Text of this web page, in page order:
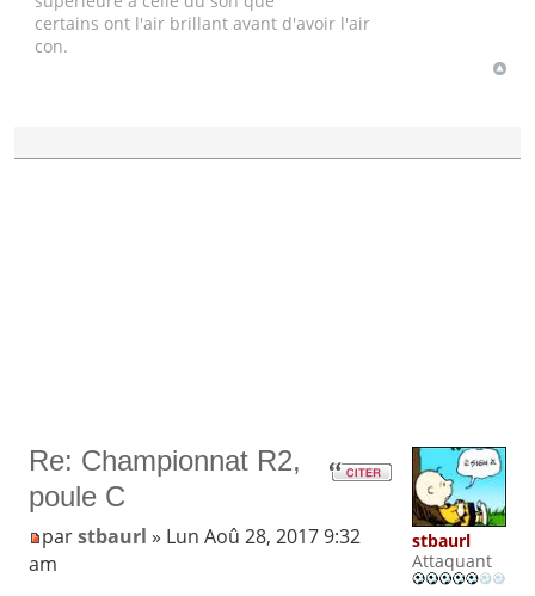
certains ont l'air brillant avant d'avoir l'air
con.
Re: Championnat R2,
poule C
parstbaurl » Lun Aoû 28, 2017 9:32
am
stbaurl
Attaquant